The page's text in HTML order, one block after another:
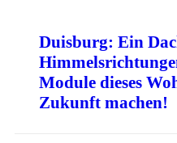
Duisburg: Ein
Module dieses
Zukunft machen!